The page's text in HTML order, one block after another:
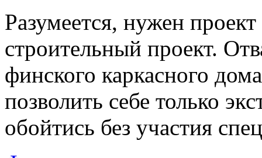
Разумеется, нужен
строительный проект.
финского каркасного
позволить себе только
обойтись без участия